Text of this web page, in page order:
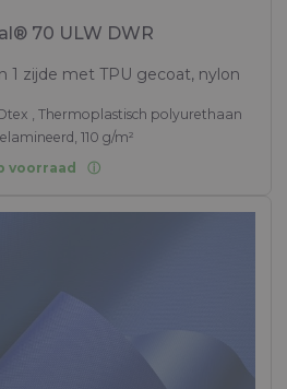
70 ULW DWR
1 zijde met TPU gecoat, nylon
, Thermoplastisch polyurethaan
110 g/m²
voorraad